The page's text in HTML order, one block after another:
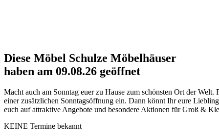
Diese Möbel Schulze Möbelhäuser
haben am 09.08.26 geöffnet
Macht auch am Sonntag euer zu Hause zum schönsten Ort der
einer zusätzlichen Sonntagsöffnung ein. Dann könnt Ihr eure
euch auf attraktive Angebote und besondere Aktionen für Groß &
KEINE Termine bekannt